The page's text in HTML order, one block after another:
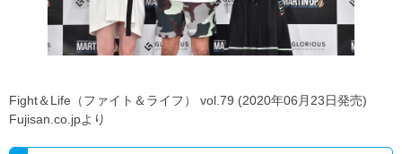
Fight＆Life（ファイト＆ライフ） vol.79 (2020年06月23日発売)
Fujisan.co.jpより